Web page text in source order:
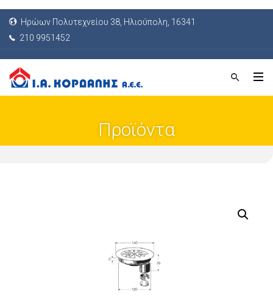
Ηρώων Πολυτεχνείου 38, Ηλιούπολη, 16341
210 9951452
Προϊόντα